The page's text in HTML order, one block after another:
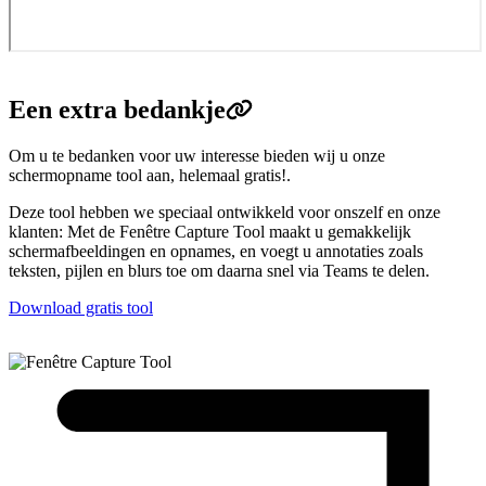
Een extra bedankje
Om u te bedanken voor uw interesse bieden wij u onze
schermopname tool aan, helemaal gratis!.
Deze tool hebben we speciaal ontwikkeld voor onszelf en onze
klanten: Met de Fenêtre Capture Tool maakt u gemakkelijk
schermafbeeldingen en opnames, en voegt u annotaties zoals
teksten, pijlen en blurs toe om daarna snel via Teams te delen.
Download gratis tool